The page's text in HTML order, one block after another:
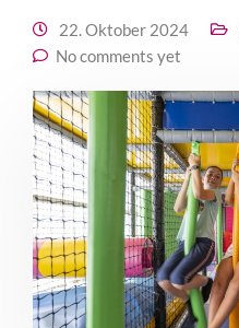
22. Oktober 2024
No comments yet